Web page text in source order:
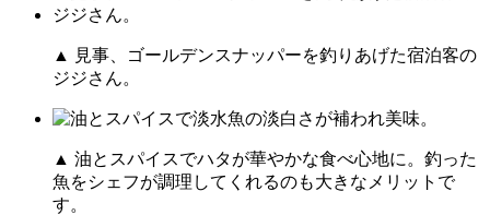
▲ 見事、ゴールデンスナッパーを釣りあげた宿泊客の
ジジさん。
▲ 油とスパイスでハタが華やかな食べ心地に。釣った
魚をシェフが調理してくれるのも大きなメリットで
す。